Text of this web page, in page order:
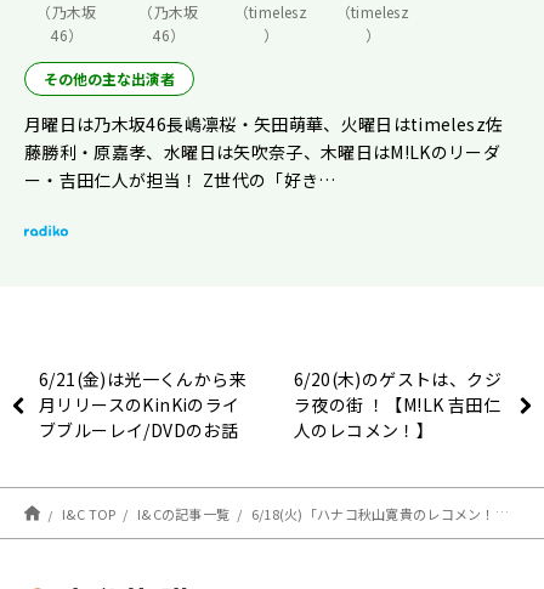
（乃木坂
46）
（乃木坂
46）
（timelesz
）
（timelesz
）
その他の主な出演者
月曜日は乃木坂46長嶋凛桜・矢田萌華、火曜日はtimelesz佐
藤勝利・原嘉孝、水曜日は矢吹奈子、木曜日はM!LKのリーダ
ー・吉田仁人が担当！ Z世代の「好き…
6/21(金)は光一くんから来
月リリースのKinKiのライ
ブブルーレイ/DVDのお話
6/20(木)のゲストは、クジ
ラ夜の街 ！【M!LK 吉田仁
人のレコメン！】
I&C TOP I&Cの記事一覧 6/18(火)「ハナコ秋山寛貴のレコメン！」は、バーチャルライバーの緑仙さんが登場！